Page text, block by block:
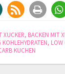
XUCKER, BACKEN MIT
, LOW
KUCHEN